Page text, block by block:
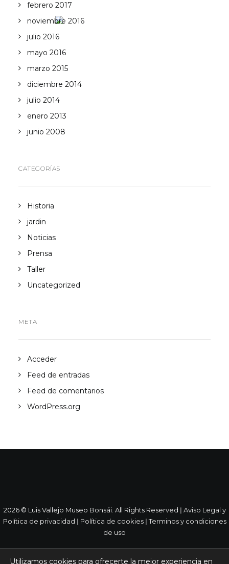
febrero 2017
noviembre 2016
julio 2016
mayo 2016
marzo 2015
diciembre 2014
julio 2014
enero 2013
junio 2008
CATEGORÍAS
Historia
jardin
Noticias
Prensa
Taller
Uncategorized
META
Acceder
Feed de entradas
Feed de comentarios
WordPress.org
2026 © Luis Vallejo Museo Bonsái. All Rights Reserved ǀ Aviso Legal y
Política de privacidad ǀ Política de cookiesǀTerminos y condiciones
de uso
Utilizamos cookies para ofrecerte la mejor experiencia en